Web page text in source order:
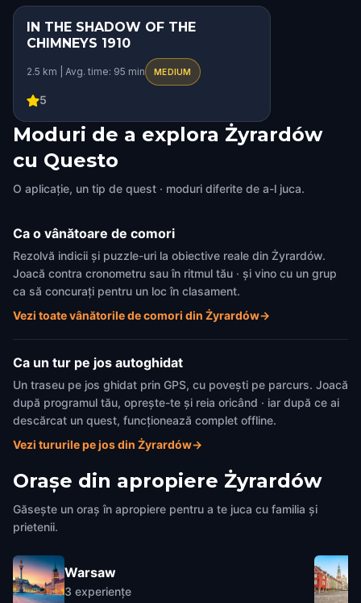
STEP INTO THE STORY
SQUAD CHALLENGE
IN THE SHADOW OF THE
CHIMNEYS 1910
2.5 km | Avg. time: 95 min MEDIUM
5
Moduri de a explora Żyrardów
cu Questo
O aplicație, un tip de quest · moduri diferite de a-l juca.
Ca o vânătoare de comori
Rezolvă indicii și puzzle-uri la obiective reale din Żyrardów.
Joacă contra cronometru sau în ritmul tău · și vino cu un grup
ca să concurați pentru un loc în clasament.
Vezi toate vânătorile de comori din Żyrardów→
Ca un tur pe jos autoghidat
Un traseu pe jos ghidat prin GPS, cu povești pe parcurs. Joacă
după programul tău, oprește-te și reia oricând · iar după ce ai
descărcat un quest, funcționează complet offline.
Vezi tururile pe jos din Żyrardów→
Orașe din apropiere Żyrardów
Găsește un oraș în apropiere pentru a te juca cu familia și
prietenii.
Warsaw
3 experiențe